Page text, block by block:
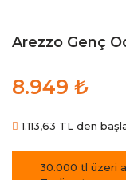
Arezzo Genç
8.949 ₺
1.113,63 TL den
30.000 tl üzeri